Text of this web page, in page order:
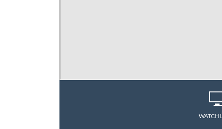
WATCH